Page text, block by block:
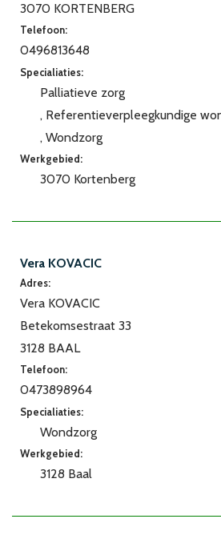
3070 KORTENBERG
Telefoon:
0496813648
Specialiaties:
Palliatieve zorg
Referentieverpleegkundige
Wondzorg
Werkgebied:
3070 Kortenberg
Vera KOVACIC
Adres:
Vera KOVACIC
Betekomsestraat 33
3128 BAAL
Telefoon:
0473898964
Specialiaties:
Wondzorg
Werkgebied:
3128 Baal